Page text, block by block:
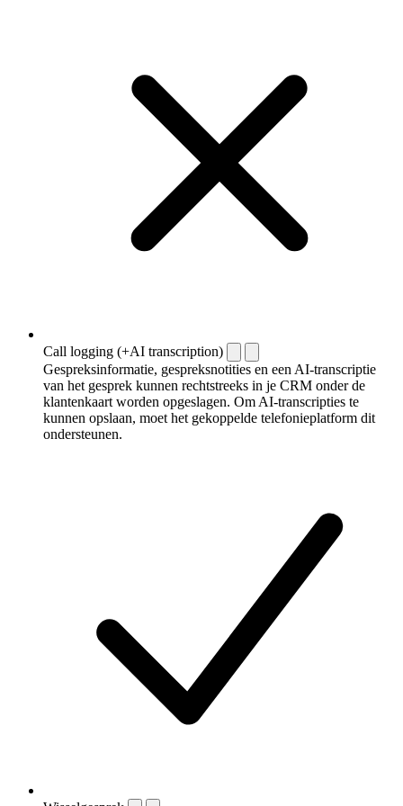
Call logging (+AI transcription)
Gespreksinformatie, gespreksnotities en een AI-transcriptie
van het gesprek kunnen rechtstreeks in je CRM onder de
klantenkaart worden opgeslagen. Om AI-transcripties te
kunnen opslaan, moet het gekoppelde telefonieplatform dit
ondersteunen.